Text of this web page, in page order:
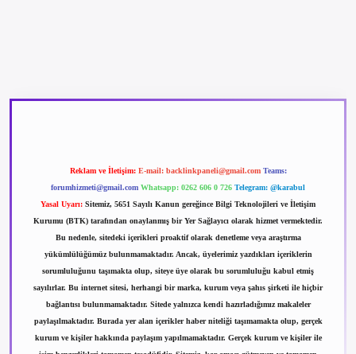
Reklam ve İletişim: E-mail: backlinkpaneli@gmail.com Teams:
forumhizmeti@gmail.com Whatsapp: 0262 606 0 726 Telegram: @karabul
Yasal Uyarı: Sitemiz, 5651 Sayılı Kanun gereğince Bilgi Teknolojileri ve İletişim
Kurumu (BTK) tarafından onaylanmış bir Yer Sağlayıcı olarak hizmet vermektedir.
Bu nedenle, sitedeki içerikleri proaktif olarak denetleme veya araştırma
yükümlülüğümüz bulunmamaktadır. Ancak, üyelerimiz yazdıkları içeriklerin
sorumluluğunu taşımakta olup, siteye üye olarak bu sorumluluğu kabul etmiş
sayılırlar. Bu internet sitesi, herhangi bir marka, kurum veya şahıs şirketi ile hiçbir
bağlantısı bulunmamaktadır. Sitede yalnızca kendi hazırladığımız makaleler
paylaşılmaktadır. Burada yer alan içerikler haber niteliği taşımamakta olup, gerçek
kurum ve kişiler hakkında paylaşım yapılmamaktadır. Gerçek kurum ve kişiler ile